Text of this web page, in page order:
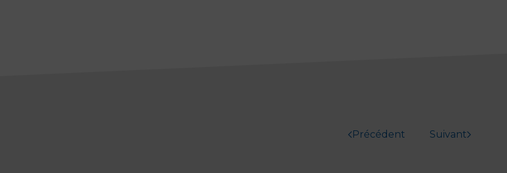
Précédent Suivant